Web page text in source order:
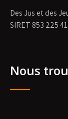
Des Jus et des
SIRET 853 225
Nous